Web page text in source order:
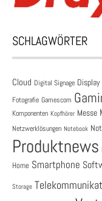
SCHLAGWÖRTER
Cloud Digital Signage Display
Fotografie Gamescom
Komponenten Kopfhörer Messe
Netzwerklösungen Notebook
Produktnews
Home Smartphone
Storage